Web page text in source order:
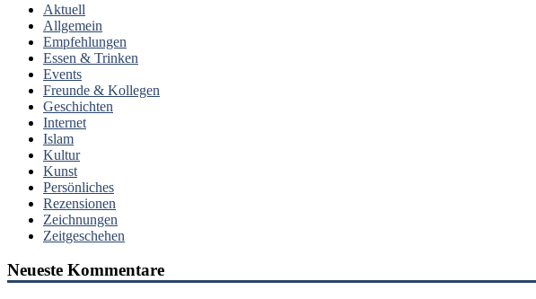
Aktuell
Allgemein
Empfehlungen
Essen & Trinken
Events
Freunde & Kollegen
Geschichten
Internet
Islam
Kultur
Kunst
Persönliches
Rezensionen
Zeichnungen
Zeitgeschehen
Neueste Kommentare